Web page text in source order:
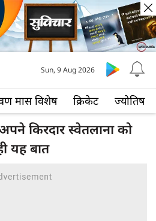
मास विशेष क्रिकेट ज्योतिष
Sun, 9 Aug 2026
किरदार स्वेतलाना को
यह बात